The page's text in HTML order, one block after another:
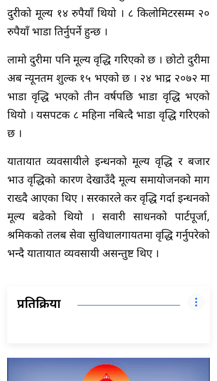
दुरीको मूल्य १४ रुपैयाँ थियो । ८ किलोमिटरसम्म २०
रुपैयाँ भाडा तिर्नुपर्ने हुन्छ ।
लामो दुरीमा पनि मूल्य वृद्धि गरिएको छ । छोटो दुरीमा
अब न्यूनतम शुल्क १५ भएको छ । २४ भाद्र २०७२ मा
भाडा वृद्धि भएको तीन वर्षपछि भाडा वृद्धि भएको
थियो । यसपटक ८ महिना नबित्दै भाडा वृद्धि गरिएको
छ ।
यातायात व्यवसायीले इन्धनको मूल्य वृद्धि र बजार
भाउ वृद्धिको कारण देखाउँदै मूल्य समायोजनको माग
राख्दै आएका थिए । सरकारले कर वृद्धि गर्दा इन्धनको
मूल्य बढेको थियो । सवारी साधनको पार्टपूर्जा,
श्रमिकको तलब सेवा सुविधालगायतमा वृद्धि गर्नुपरेको
भन्दै यातायात व्यवसायी असन्तुष्ट थिए ।
प्रतिक्रिया